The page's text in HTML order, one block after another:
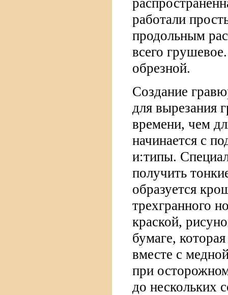
работали
продольным
всего
обрезной.
Создание
для вырезания
времени, чем
начинается с
и:типы.
получить
образуется
трехгранного
краской,
бумаге,
вместе с
при
до нескольких